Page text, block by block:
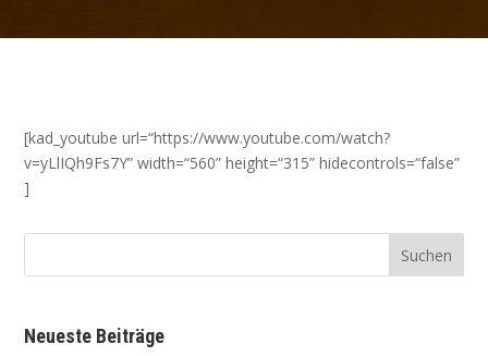
[kad_youtube url=“https://www.youtube.com/watch?
v=yLlIQh9Fs7Y” width=“560” height=“315” hidecontrols=“false”
]
Neu­es­te Beiträge